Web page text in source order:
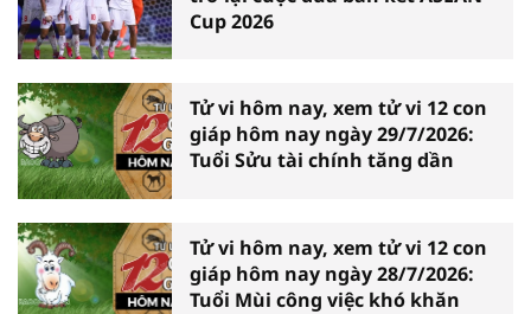
Cup 2026
Tử vi hôm nay, xem tử vi 12 con
giáp hôm nay ngày 29/7/2026:
Tuổi Sửu tài chính tăng dần
Tử vi hôm nay, xem tử vi 12 con
giáp hôm nay ngày 28/7/2026:
Tuổi Mùi công việc khó khăn